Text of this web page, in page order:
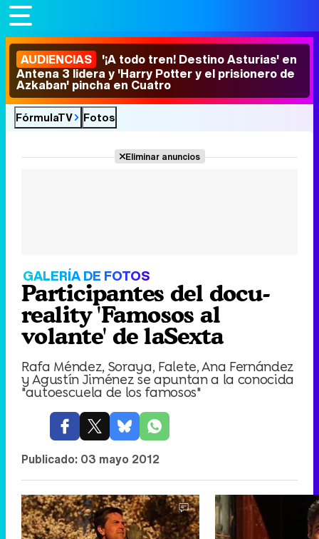
AUDIENCIAS '¡A todo tren! Destino Asturias' en
Antena 3 lidera y 'Harry Potter y el prisionero de
Azkaban' pincha en Cuatro
FórmulaTV Fotos
Eliminar anuncios
GALERÍA DE FOTOS
Participantes del docu-
reality 'Famosos al
volante' de laSexta
Rafa Méndez, Soraya, Falete, Ana Fernández
y Agustín Jiménez se apuntan a la conocida
"autoescuela de los famosos"
Publicado: 03 mayo 2012